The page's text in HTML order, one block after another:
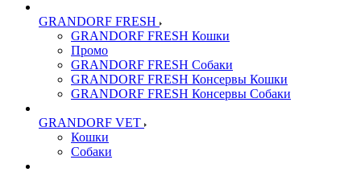
GRANDORF FRESH
GRANDORF FRESH Кошки
Промо
GRANDORF FRESH Собаки
GRANDORF FRESH Консервы Кошки
GRANDORF FRESH Консервы Собаки
GRANDORF VET
Кошки
Собаки